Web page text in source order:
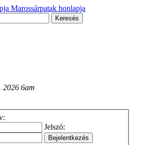
Marossárpatak honlapja
Keresés
2026 6am
Jelszó: